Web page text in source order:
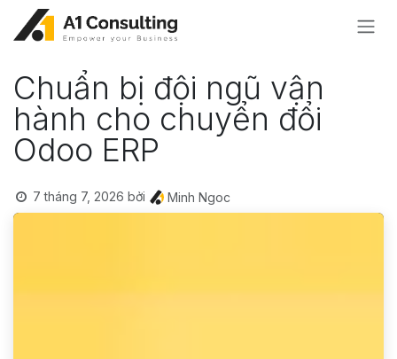
Bỏ qua để đến Nội dung
Chuẩn bị đội ngũ vận
hành cho chuyển đổi
Odoo ERP
7 tháng 7, 2026 bởi Minh Ngoc